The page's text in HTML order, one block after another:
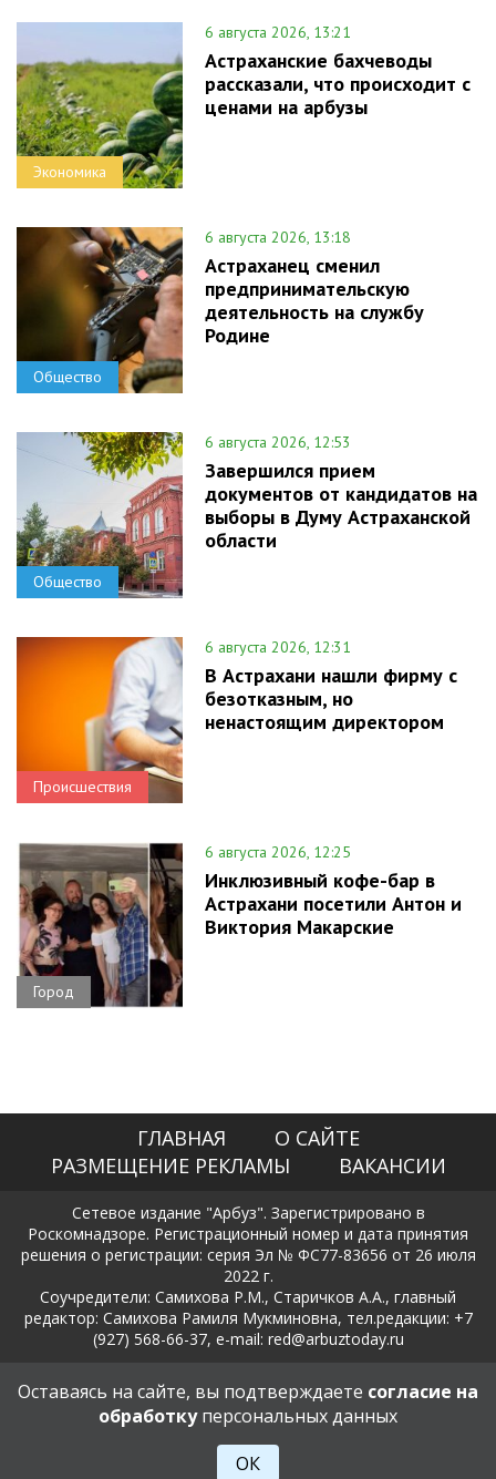
Экономика
6 августа 2026, 13:21
Астраханские бахчеводы
рассказали, что происходит с
ценами на арбузы
Общество
6 августа 2026, 13:18
Астраханец сменил
предпринимательскую
деятельность на службу
Родине
Общество
6 августа 2026, 12:53
Завершился прием
документов от кандидатов на
выборы в Думу Астраханской
области
Происшествия
6 августа 2026, 12:31
В Астрахани нашли фирму с
безотказным, но
ненастоящим директором
Город
6 августа 2026, 12:25
Инклюзивный кофе-бар в
Астрахани посетили Антон и
Виктория Макарские
ГЛАВНАЯ
О САЙТЕ
РАЗМЕЩЕНИЕ РЕКЛАМЫ
ВАКАНСИИ
Сетевое издание "Арбуз". Зарегистрировано в
Роскомнадзоре. Регистрационный номер и дата принятия
решения о регистрации: серия Эл № ФС77-83656 от 26 июля
2022 г.
Соучредители: Самихова Р.М., Старичков А.А., главный
редактор: Самихова Рамиля Мукминовна, тел.редакции: +7
(927) 568-66-37, e-mail: red@arbuztoday.ru
Политика в отношении обработки и защиты персональных
данных
18+
Оставаясь на сайте, вы подтверждаете согласие на
обработкуперсональных данных
ОК